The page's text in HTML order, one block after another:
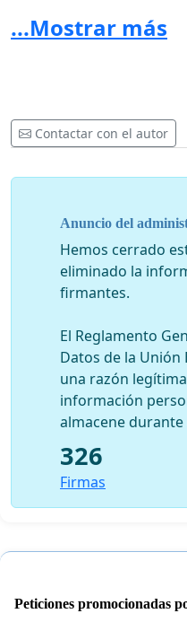
Caracas, situación que
Es por ello
que, como Poder
que en este delito de
presuntamente hizo uso
práctica profesional a
y, además,
utilizó espacios de
presuntamente ejecutar
pongan en riesgo o
humanos de usuarias del
servicio gineco-obstétrico
Nosotras y
Nosotros sabemos lo
violencia sexual hacer
una denuncia y
Conocemos las presiones
e internas de quienes
víctima el eslabón más
que pueden actuar
...Mostrar más
Contactar con el autor
Anuncio del
Hemos cerrado
eliminado la
firmantes.
El Reglamento
Datos de la Unión
una razón
información
almacene
326
Firmas
Peticiones promocionadas